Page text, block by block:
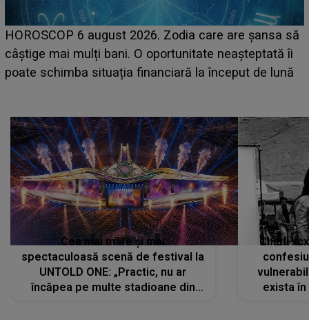
LINE-UP UNTOLD ONE, prima zi. Cine sunt artiștii
care deschid festivalul și de la ce ore au loc cele mai
așteptate concerte pe scena principală?
Cea mai mare și mai
spectaculoasă scenă de festival la
UNTOLD ONE: „Practic, nu ar
încăpea pe multe stadioane din
Charli
exista